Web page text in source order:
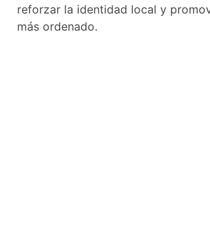
reforzar la identidad local y
más ordenado.